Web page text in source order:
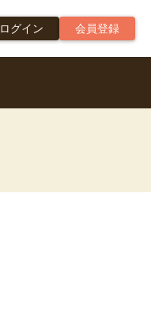
ログイン 会員登録